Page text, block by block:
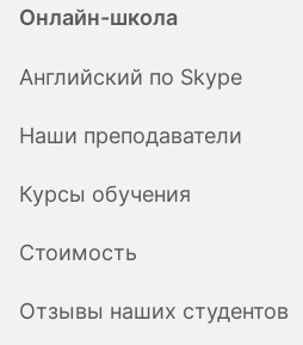
Онлайн-школа
Английский по Skype
Наши преподаватели
Курсы обучения
Стоимость
Отзывы наших студентов